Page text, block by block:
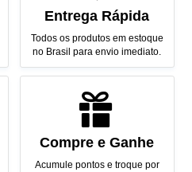
Entrega Rápida
Todos os produtos em estoque
no Brasil para envio imediato.
Compre e Ganhe
Acumule pontos e troque por